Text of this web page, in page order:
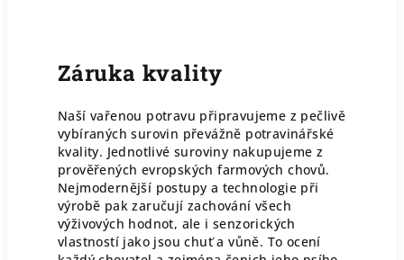
Záruka kvality
Naší vařenou potravu připravujeme z pečlivě
vybíraných surovin převážně potravinářské
kvality. Jednotlivé suroviny nakupujeme z
prověřených evropských farmových chovů.
Nejmodernější postupy a technologie při
výrobě pak zaručují zachování všech
výživových hodnot, ale i senzorických
vlastností jako jsou chuť a vůně. To ocení